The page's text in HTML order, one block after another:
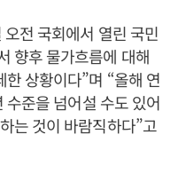
전 국회에서 열린 국민
향후 물가흐름에 대해
상황이다”며 “올해 연
준을 넘어설 수도 있어
는 것이 바람직하다”고